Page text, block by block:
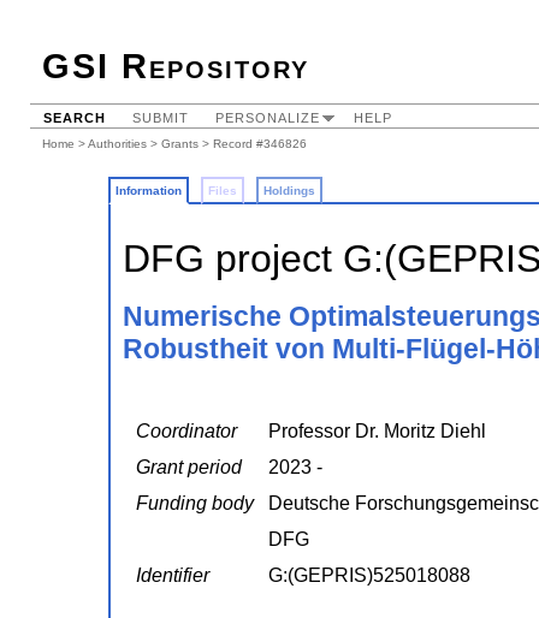
GSI Repository
SEARCH SUBMIT PERSONALIZE HELP
Home >Authorities > Grants > Record #346826
Information Files Holdings
DFG project
Numerische
Robustheit von Multi-Flügel-
Coordinator
Professor Dr. Moritz Diehl
Grant period
2023 -
Funding body
Deutsche
DFG
Identifier
G:(GEPRIS)525018088